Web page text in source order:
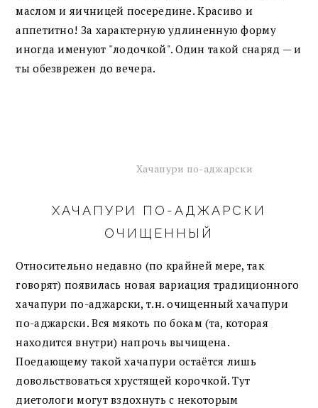
маслом и яичницей посередине. Красиво и
аппетитно! За характерную удлиненную форму
иногда именуют "лодочкой". Один такой снаряд — и
ты обезврежен до вечера.
Хачапури по-аджарски
ХАЧАПУРИ ПО-АДЖАРСКИ
ОЧИЩЕННЫЙ
Относительно недавно (по крайней мере, так
говорят) появилась новая вариация традиционного
хачапури по-аджарски, т.н. очищенный хачапури
по-аджарски. Вся мякоть по бокам (та, которая
находится внутри) напрочь вычищена.
Поедающему такой хачапури остаётся лишь
довольствоваться хрустящей корочкой. Тут
диетологи могут вздохнуть с некоторым